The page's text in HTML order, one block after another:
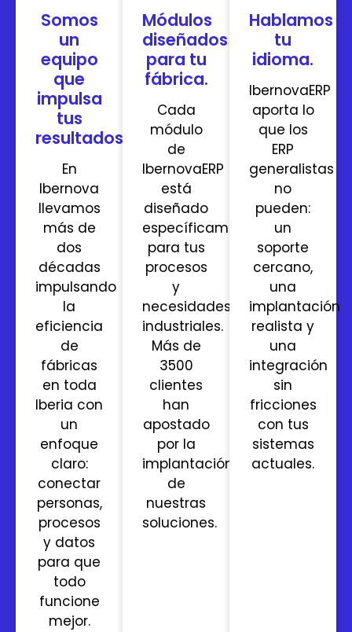
Somos
un
equipo
que
impulsa
tus
resultados.
En
Ibernova
llevamos
más de
dos
décadas
impulsando
la
eficiencia
de
fábricas
en toda
Iberia con
un
enfoque
claro:
conectar
personas,
procesos
y datos
para que
todo
funcione
mejor.
Módulos
diseñados
para tu
fábrica.
Cada
módulo
de
IbernovaERP
está
diseñado
específicamente
para tus
procesos
y
necesidades
industriales.
Más de
3500
clientes
han
apostado
por la
implantación
de
nuestras
soluciones.
Hablamos
tu
idioma.
IbernovaERP
aporta lo
que los
ERP
generalistas
no
pueden:
un
soporte
cercano,
una
implantación
realista y
una
integración
sin
fricciones
con tus
sistemas
actuales.